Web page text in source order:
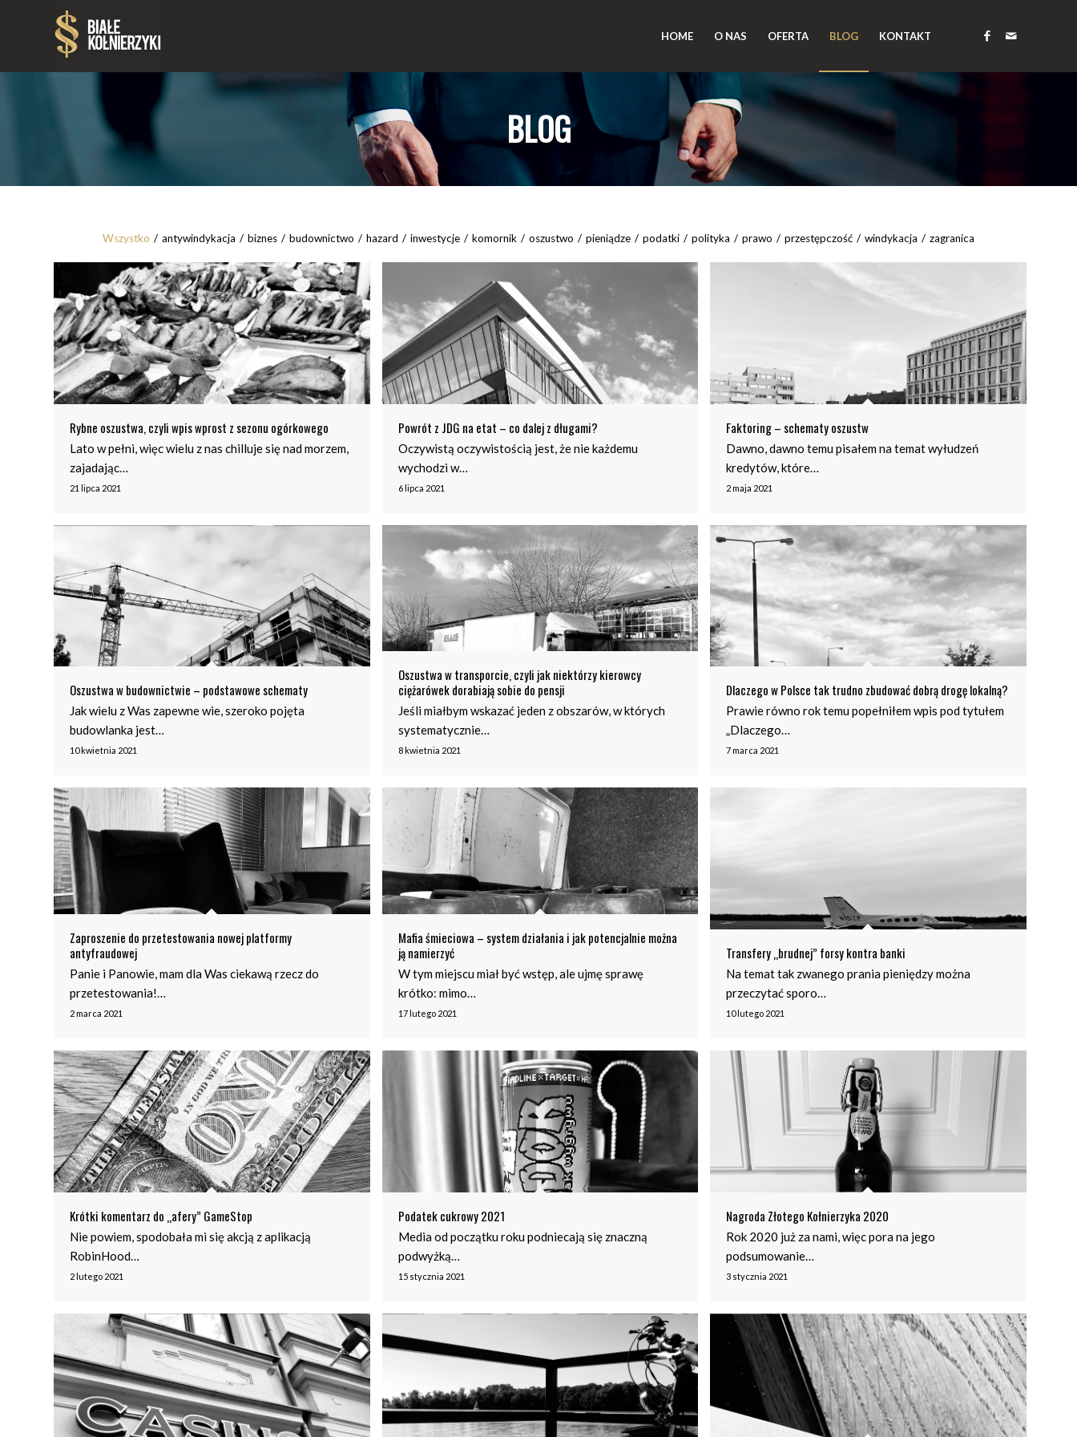
HOME O NAS OFERTA BLOG KONTAKT
BLOG
Wszystko / antywindykacja / biznes / budownictwo / hazard / inwestycje / komornik / oszustwo / pieniądze / podatki / polityka / prawo / przestępczość / windykacja / zagranica
Rybne oszustwa, czyli wpis wprost z sezonu ogórkowego
Lato w pełni, więc wielu z nas chilluje się nad morzem,
zajadając…
21 lipca 2021
Powrót z JDG na etat – co dalej z długami?
Oczywistą oczywistością jest, że nie każdemu
wychodzi w…
6 lipca 2021
Faktoring – schematy oszustw
Dawno, dawno temu pisałem na temat wyłudzeń
kredytów, które…
2 maja 2021
Oszustwa w budownictwie – podstawowe schematy
Jak wielu z Was zapewne wie, szeroko pojęta
budowlanka jest…
10 kwietnia 2021
Oszustwa w transporcie, czyli jak niektórzy kierowcy
ciężarówek dorabiają sobie do pensji
Jeśli miałbym wskazać jeden z obszarów, w których
systematycznie…
8 kwietnia 2021
Dlaczego w Polsce tak trudno zbudować dobrą drogę lokalną?
Prawie równo rok temu popełniłem wpis pod tytułem
„Dlaczego…
7 marca 2021
Zaproszenie do przetestowania nowej platformy
antyfraudowej
Panie i Panowie, mam dla Was ciekawą rzecz do
przetestowania!…
2 marca 2021
Mafia śmieciowa – system działania i jak potencjalnie można
ją namierzyć
W tym miejscu miał być wstęp, ale ujmę sprawę
krótko: mimo…
17 lutego 2021
Transfery „brudnej” forsy kontra banki
Na temat tak zwanego prania pieniędzy można
przeczytać sporo…
10 lutego 2021
Krótki komentarz do „afery” GameStop
Nie powiem, spodobała mi się akcją z aplikacją
RobinHood…
2 lutego 2021
Podatek cukrowy 2021
Media od początku roku podniecają się znaczną
podwyżką…
15 stycznia 2021
Nagroda Złotego Kołnierzyka 2020
Rok 2020 już za nami, więc pora na jego
podsumowanie…
3 stycznia 2021